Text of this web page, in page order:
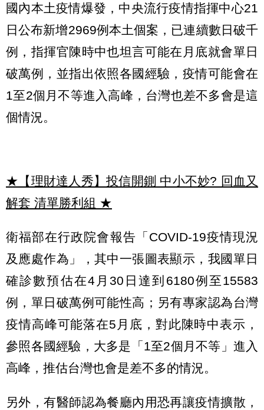
國內本土疫情爆發，中央流行疫情指揮中心21
日公布新增2969例本土個案，已連續數日破千
例，指揮官陳時中也坦言可能在月底就會單日
破萬例，並指出依照各國經驗，疫情可能會在
1至2個月不等進入高峰，台灣也差不多會是這
個情況。
★【理財達人秀】投信開鍘 中小不妙? 回血又
解套 清單勝利組 ★
衛福部在行政院會報告「COVID-19疫情現況
及應處作為」，其中一張圖表顯示，我國單日
確診數預估在4月30日達到6180例至15583
例，單日破萬例可能性高；另有專家認為台灣
疫情高峰可能落在5月底，對此陳時中表示，
參照各國經驗，大多是「1至2個月不等」進入
高峰，推估台灣也會是差不多的情況。
另外，有醫師認為餐廳內用恐再讓疫情擴散，